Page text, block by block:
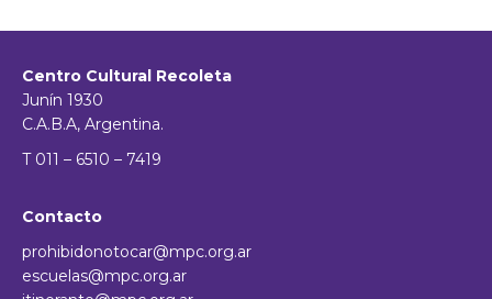
Centro Cultural Recoleta
Junín 1930
C.A.B.A, Argentina.
T 011 – 6510 – 7419
Contacto
prohibidonotocar@mpc.org.ar
escuelas@mpc.org.ar